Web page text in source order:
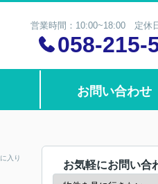
営業時間：10:00~18:00 定休
058-215-
お問い合わせ
入り
お気軽にお問い合